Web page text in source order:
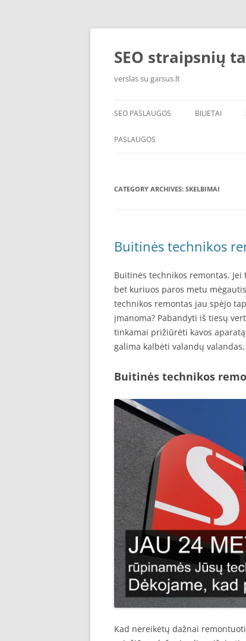
Skip
SEO straipsnių
verslas su garsus.lt
SEO PASLAUGOS BILIETAI
PASLAUGOS
CATEGORY ARCHIVES: SKELBIMAI
Buitinės technikos
Buitinės technikos remontas.
bet kuriuos paros metu
technikos remontas jau spėjo
įmanoma? Pabandyti iš tiesų
tinkamai prižiūrėti kavos
galima kalbėti valandų
Buitinės technikos
Kad nereikėtų dažnai